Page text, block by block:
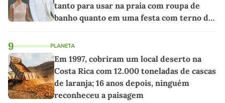
tanto para usar na praia com roupa de
banho quanto em uma festa com terno de
9 PLANETA
Em 1997, cobriram um local deserto na
Costa Rica com 12.000 toneladas de cascas
de laranja; 16 anos depois, ninguém
reconheceu a paisagem